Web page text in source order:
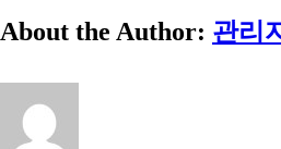
Facebook
X
Pinterest
이
메
About the Author: 관리